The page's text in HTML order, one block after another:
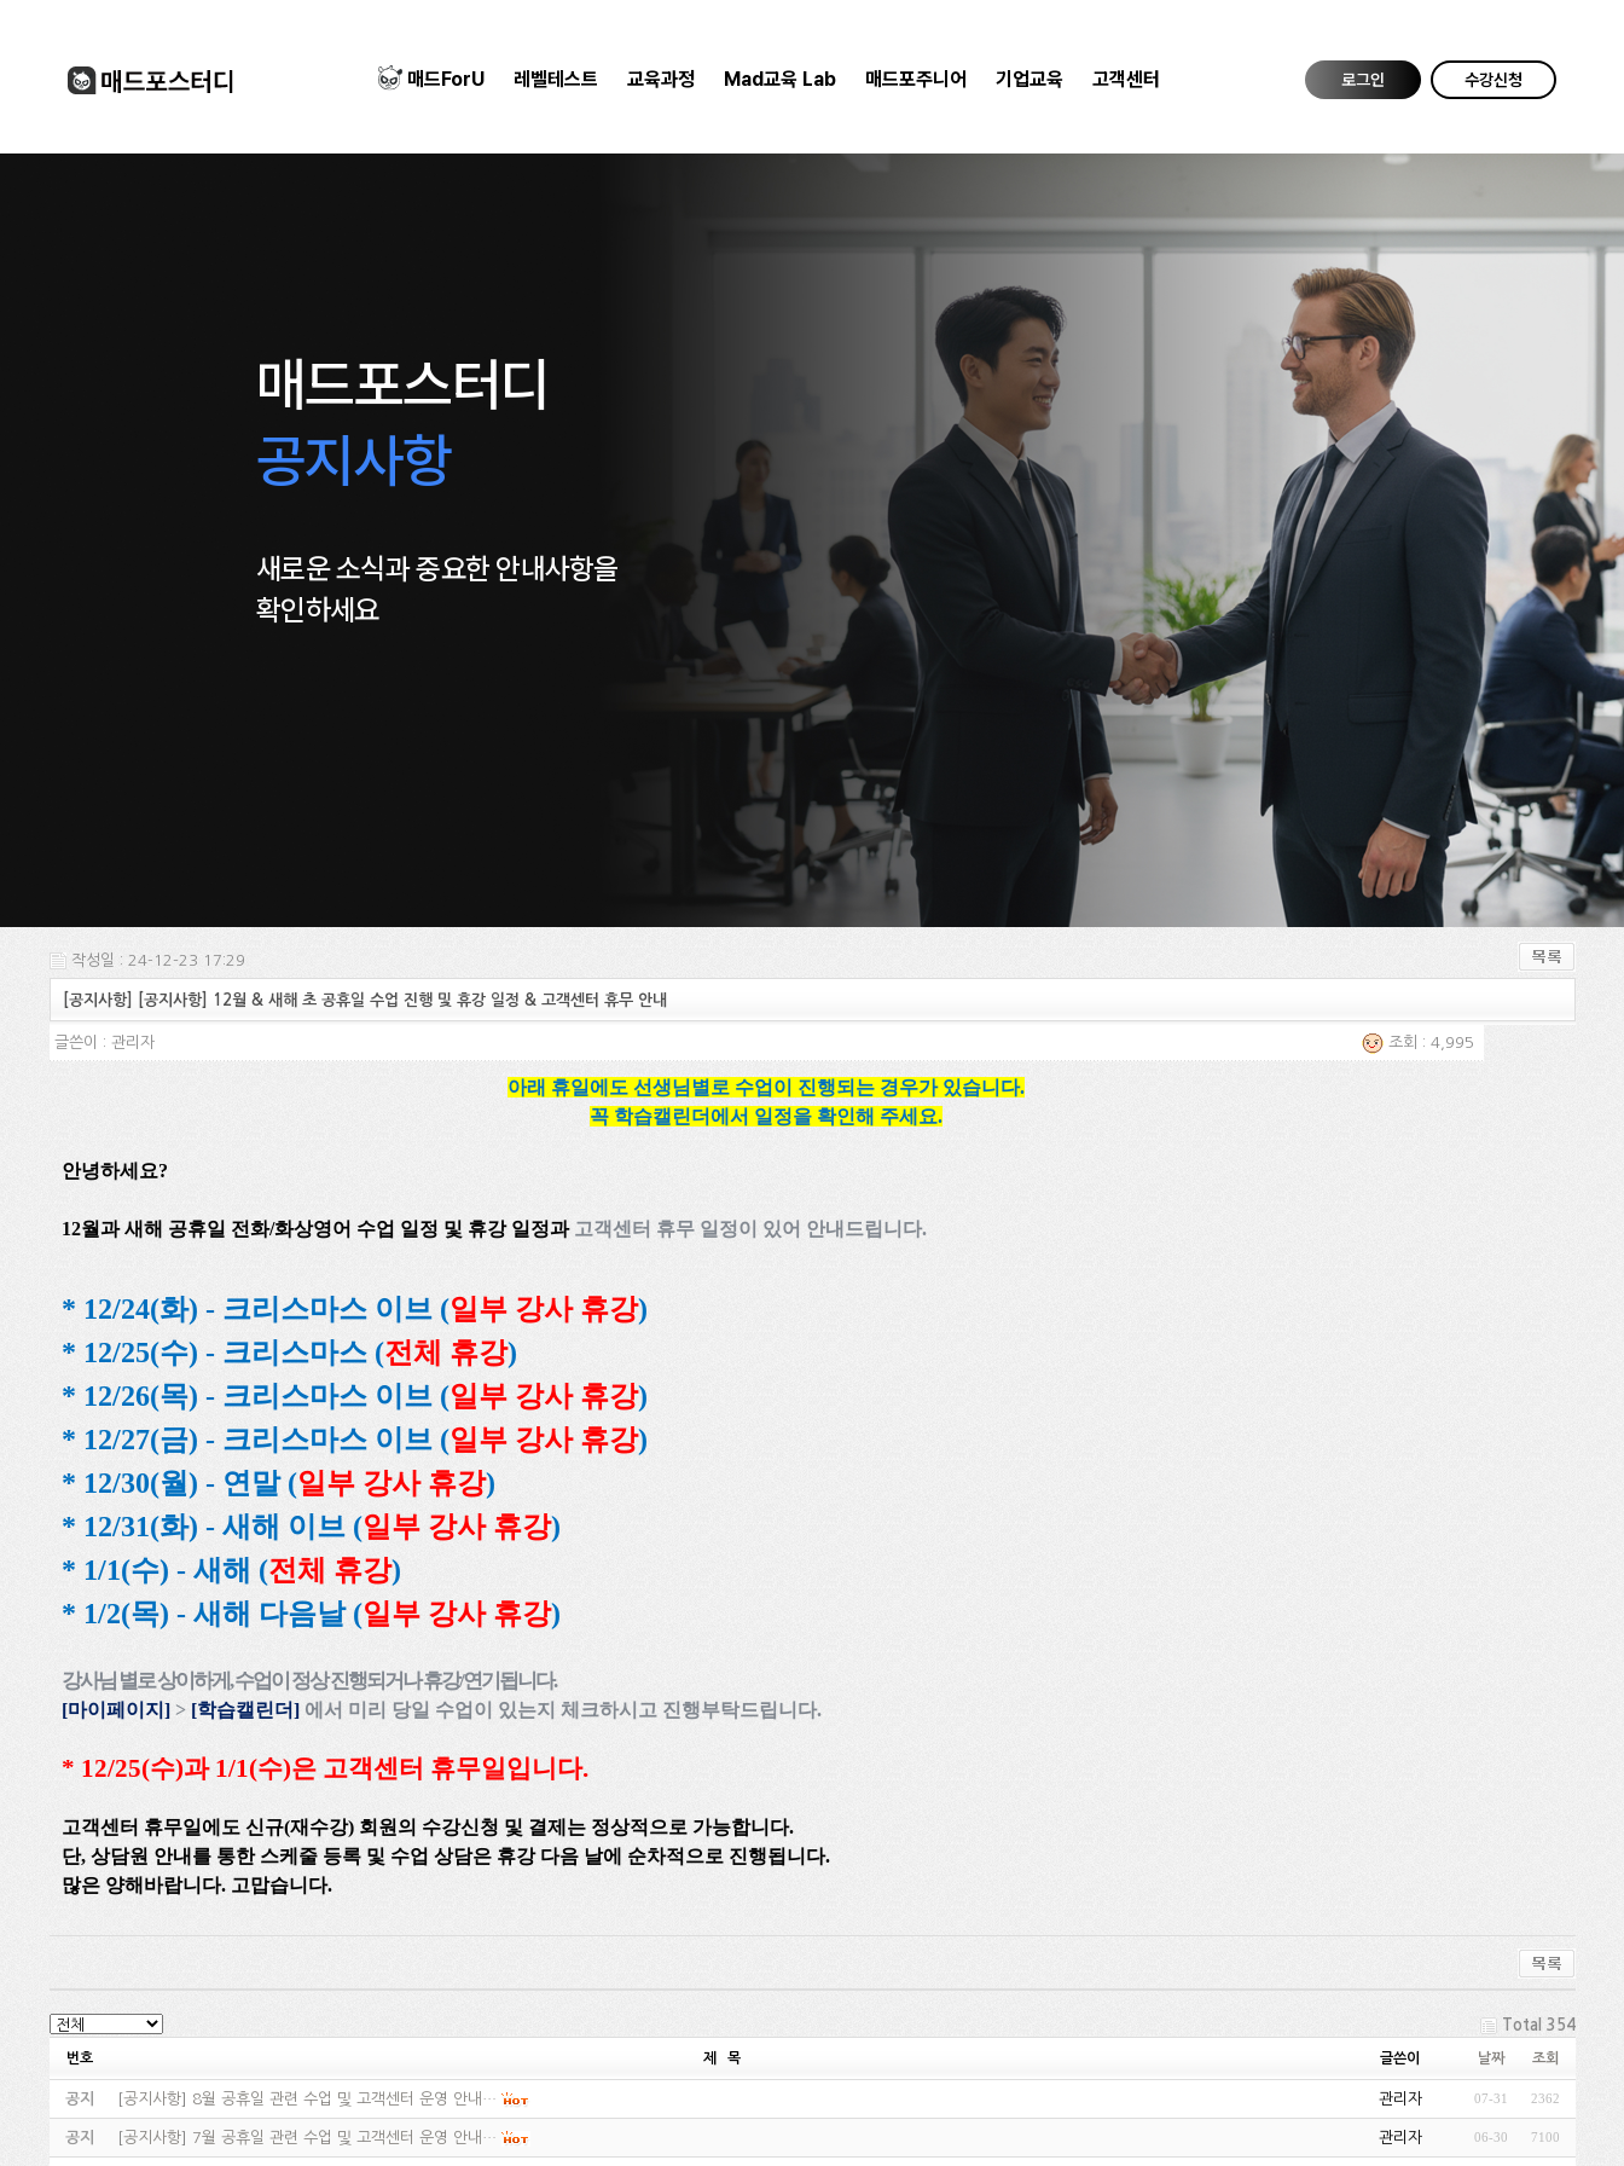
매드ForU 레벨테스트 교육과정 Mad교육 Lab 매드포주니어 기업교육 고객센터 로그인 수강신청
매드포스터디
공지사항
새로운 소식과 중요한 안내사항을
확인하세요
작성일 : 24-12-23 17:29
[공지사항] [공지사항] 12월 & 새해 초 공휴일 수업 진행 및 휴강 일정 & 고객센터 휴무 안내
글쓴이 : 관리자 조회 : 4,995
아래 휴일에도 선생님별로 수업이 진행되는 경우가 있습니다.
꼭 학습캘린더에서 일정을 확인해 주세요.
안녕하세요?
12월과 새해 공휴일 전화/화상영어 수업 일정 및 휴강 일정과 고객센터 휴무 일정이 있어 안내드립니다.
* 12/24(화) -크리스마스 이브 (일부 강사 휴강)
* 12/25(수) -크리스마스 (전체 휴강)
* 12/26(목) -크리스마스 이브 (일부 강사 휴강)
* 12/27(금) -크리스마스 이브 (일부 강사 휴강)
* 12/30(월) -연말 (일부 강사 휴강)
* 12/31(화) -새해 이브 (일부 강사 휴강)
* 1/1(수) -새해 (전체 휴강)
* 1/2(목) -새해 다음날 (일부 강사 휴강)
강사님 별로 상이하게 ,수업이 정상 진행되거나 휴강/연기됩니다.
[마이페이지 ] > [학습캘린더] 에서 미리 당일 수업이 있는지 체크하시고 진행부탁드립니다.
* 12/25(수)과 1/1(수)은 고객센터 휴무일입니다.
고객센터 휴무일에도 신규(재수강) 회원의 수강신청 및 결제는 정상적으로 가능합니다.
단, 상담원 안내를 통한 스케줄 등록 및 수업 상담은 휴강 다음 날에 순차적으로 진행됩니다.
많은 양해바랍니다. 고맙습니다.
Total 354
번호 제 목 글쓴이 날짜 조회
공지 [공지사항] 8월 공휴일 관련 수업 및 고객센터 운영 안내… 관리자 07-31 2362
공지 [공지사항] 7월 공휴일 관련 수업 및 고객센터 운영 안내… 관리자 06-30 7100